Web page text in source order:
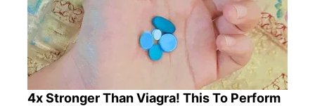
4x Stronger Than Viagra! This To Perform